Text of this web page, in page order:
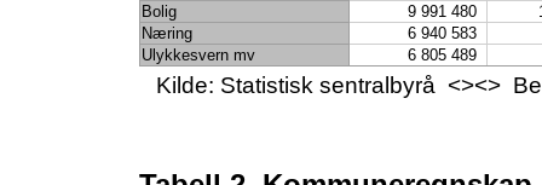
Bolig
Næring
Ulykkesvern mv
9 991 480
6 940 583
6 805 489
Kilde: Statistisk sentralbyrå <><>